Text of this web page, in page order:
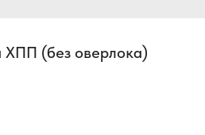
ХПП (без оверлока)